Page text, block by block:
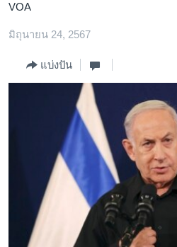
ข้าม
ไป
ข้าม
สหรัฐฯ
ไทย
ธุรกิจ
สังคมและสุขภาพ
ตรวจสอบข่าว
เรียนรู้ภาษาอังกฤษ
พอดคาสต์
VOA
มิถุนายน 24, 2567
แบ่งปัน